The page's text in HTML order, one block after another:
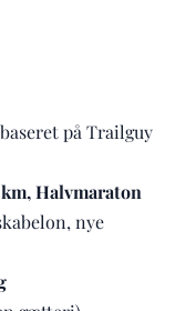
baseret på Trailguy
Halvmaraton
nye